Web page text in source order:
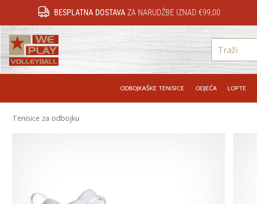
BESPLATNA DOSTAVAZA NARUDŽBE IZNAD €99,00
ODBOJKAŠKE TENISICE ODJEĆA LOPTE
Tenisice za odbojku